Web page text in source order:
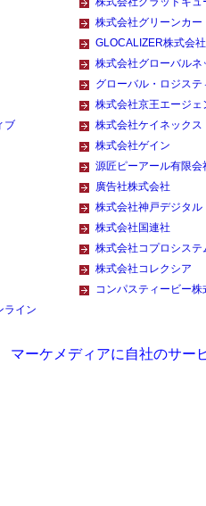
株式会社グリーンカー
GLOCALIZER株式会社
株式会社グローバルネ
グローバル・ロジス
株式会社京王エージェ
ブ
株式会社ケイネックス
株式会社ゲイン
源匠ピーアール有限会
廣告社株式会社
株式会社神戸デジタル
株式会社国連社
株式会社コプロシステ
株式会社コレクシア
コンパスティービー株
ライン
マーケメディアに自社のサー